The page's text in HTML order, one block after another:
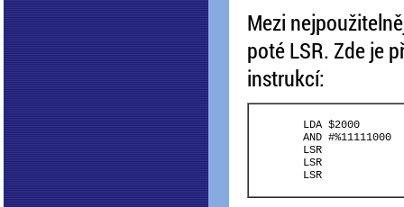
Mezi
poté LSR. Zde je
instrukcí:
	LSR